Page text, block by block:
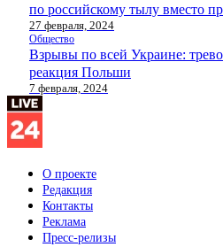
по российскому тылу вместо
27 февраля, 2024
Общество
Взрывы по всей Украине:
реакция Польши
7 февраля, 2024
О проекте
Редакция
Контакты
Реклама
Пресс-релизы